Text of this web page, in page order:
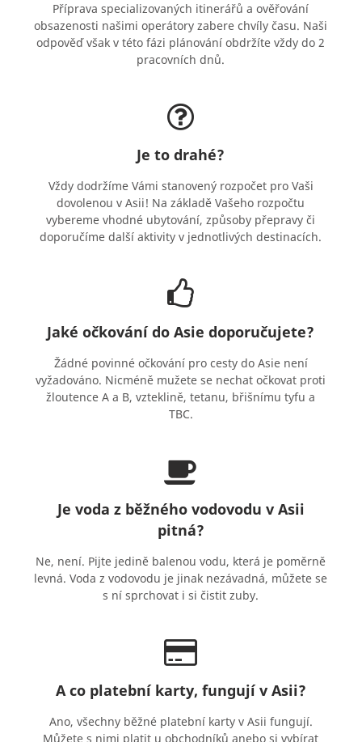
Příprava specializovaných itinerářů a ověřování
obsazenosti našimi operátory zabere chvíly času. Naši
odpověď však v této fázi plánování obdržíte vždy do 2
pracovních dnů.
Je to drahé?
Vždy dodržíme Vámi stanovený rozpočet pro Vaši
dovolenou v Asii! Na základě Vašeho rozpočtu
vybereme vhodné ubytování, způsoby přepravy či
doporučíme další aktivity v jednotlivých destinacích.
Jaké očkování do Asie doporučujete?
Žádné povinné očkování pro cesty do Asie není
vyžadováno. Nicméně mužete se nechat očkovat proti
žloutence A a B, vzteklině, tetanu, břišnímu tyfu a
TBC.
Je voda z běžného vodovodu v Asii
pitná?
Ne, není. Pijte jedině balenou vodu, která je poměrně
levná. Voda z vodovodu je jinak nezávadná, můžete se
s ní sprchovat i si čistit zuby.
A co platební karty, fungují v Asii?
Ano, všechny běžné platební karty v Asii fungují.
Můžete s nimi platit u obchodníků anebo si vybírat